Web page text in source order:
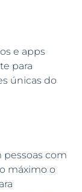
e apps
para
únicas do
pessoas com
máximo o